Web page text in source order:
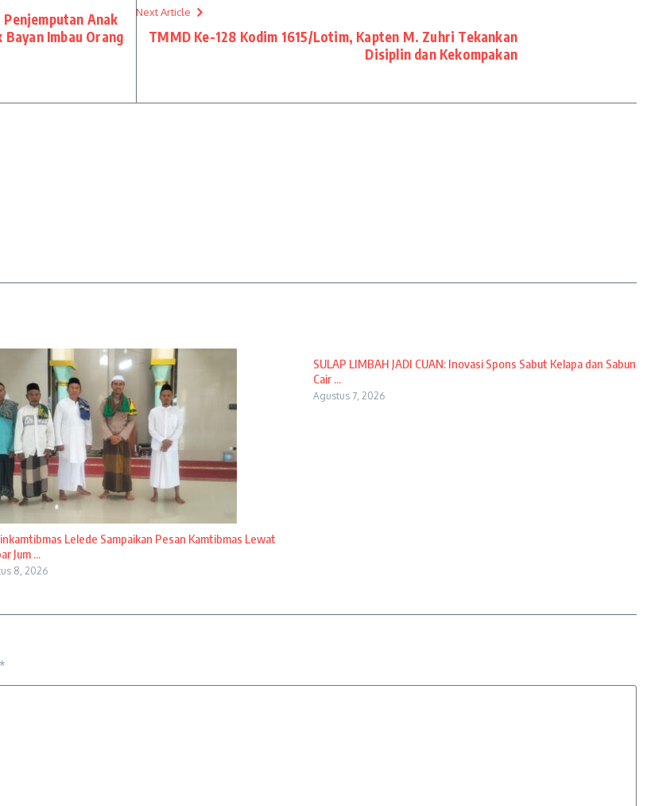
Anak
Imbau Orang
Next Article
TMMD Ke-128 Kodim 1615/Lotim, Kapten M. Zuhri Tekankan
Disiplin dan Kekompakan
Lelede Sampaikan Pesan Kamtibmas Lewat
Jum ...
8, 2026
SULAP LIMBAH JADI CUAN: Inovasi Spons Sabut Kelapa dan Sabun
Cair ...
Agustus 7, 2026
*